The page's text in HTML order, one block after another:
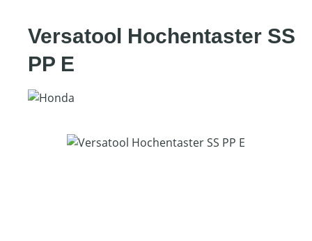
Versatool Hochentaster SS
PP E
Bildergalerie überspringen